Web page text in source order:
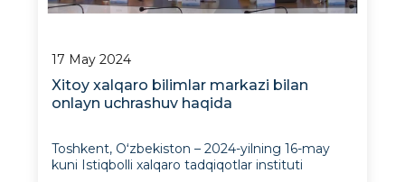
17 May 2024
Xitoy xalqaro bilimlar markazi bilan
onlayn uchrashuv haqida
Toshkent, Oʻzbekiston – 2024-yilning 16-may
kuni Istiqbolli xalqaro tadqiqotlar instituti